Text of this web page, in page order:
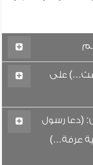
على
(دعا رسول
عرفة...)